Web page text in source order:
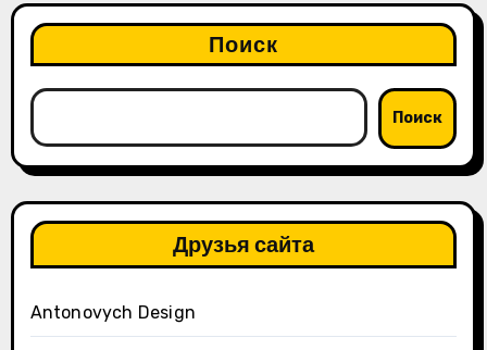
Поиск
Поиск
Друзья сайта
Antonovych Design